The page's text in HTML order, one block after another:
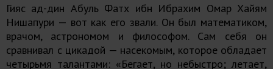
Гияс ад-дин Абуль Фатх ибн Ибрахим Омар Хайям
Нишапури — вот как его звали. Он был математиком,
врачом, астрономом и философом. Сам себя он
сравнивал с цикадой — насекомым, которое обладает
четырьмя талантами: «Бегает, но небыстро; летает,